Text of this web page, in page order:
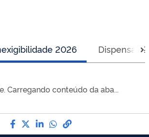
2026 Dispensas
Carregando conteúdo da aba...
Compartilhe por Facebook
Compartilhe por Twitter
Compartilhe por
Compartilhe por
link para Copiar